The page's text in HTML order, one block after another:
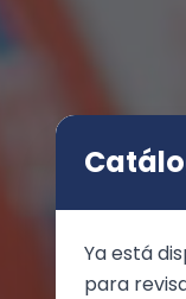
Ya está
para